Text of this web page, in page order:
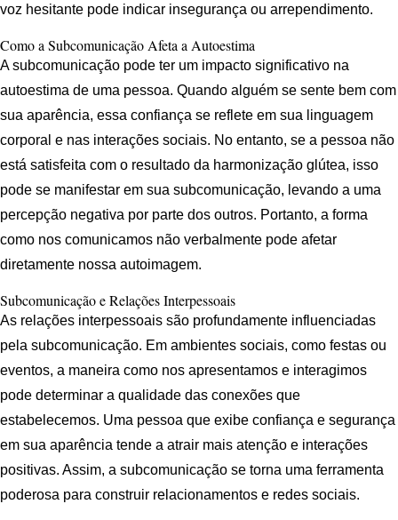
voz hesitante pode indicar insegurança ou arrependimento.
Como a Subcomunicação Afeta a Autoestima
A subcomunicação pode ter um impacto significativo na
autoestima de uma pessoa. Quando alguém se sente bem com
sua aparência, essa confiança se reflete em sua linguagem
corporal e nas interações sociais. No entanto, se a pessoa não
está satisfeita com o resultado da harmonização glútea, isso
pode se manifestar em sua subcomunicação, levando a uma
percepção negativa por parte dos outros. Portanto, a forma
como nos comunicamos não verbalmente pode afetar
diretamente nossa autoimagem.
Subcomunicação e Relações Interpessoais
As relações interpessoais são profundamente influenciadas
pela subcomunicação. Em ambientes sociais, como festas ou
eventos, a maneira como nos apresentamos e interagimos
pode determinar a qualidade das conexões que
estabelecemos. Uma pessoa que exibe confiança e segurança
em sua aparência tende a atrair mais atenção e interações
positivas. Assim, a subcomunicação se torna uma ferramenta
poderosa para construir relacionamentos e redes sociais.